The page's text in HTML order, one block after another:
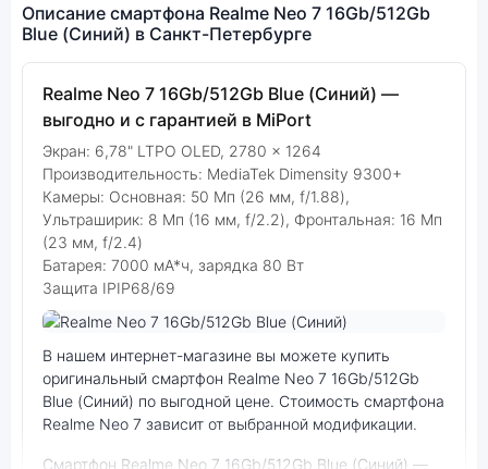
Описание смартфона Realme Neo 7 16Gb/512Gb
Blue (Синий) в Санкт-Петербурге
Realme Neo 7 16Gb/512Gb Blue (Синий) —
выгодно и с гарантией в MiPort
Экран: 6,78" LTPO OLED, 2780 × 1264
Производительность: MediaTek Dimensity 9300+
Камеры: Основная: 50 Мп (26 мм, f/1.88),
Ультраширик: 8 Мп (16 мм, f/2.2), Фронтальная: 16 Мп
(23 мм, f/2.4)
Батарея: 7000 мА*ч, зарядка 80 Вт
Защита IPIP68/69
В нашем интернет-магазине вы можете купить
оригинальный смартфон Realme Neo 7 16Gb/512Gb
Blue (Синий) по выгодной цене. Стоимость смартфона
Realme Neo 7 зависит от выбранной модификации.
смартфон Realme Neo 7 16Gb/512Gb Blue (Синий) —